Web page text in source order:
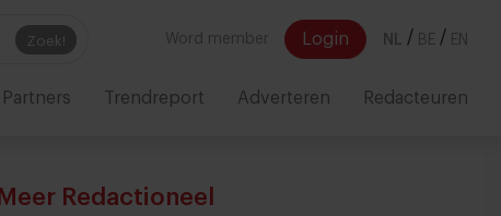
Zoek! Word member Login NL / BE / EN
Partners Trendreport Adverteren Redacteuren
Meer Redactioneel